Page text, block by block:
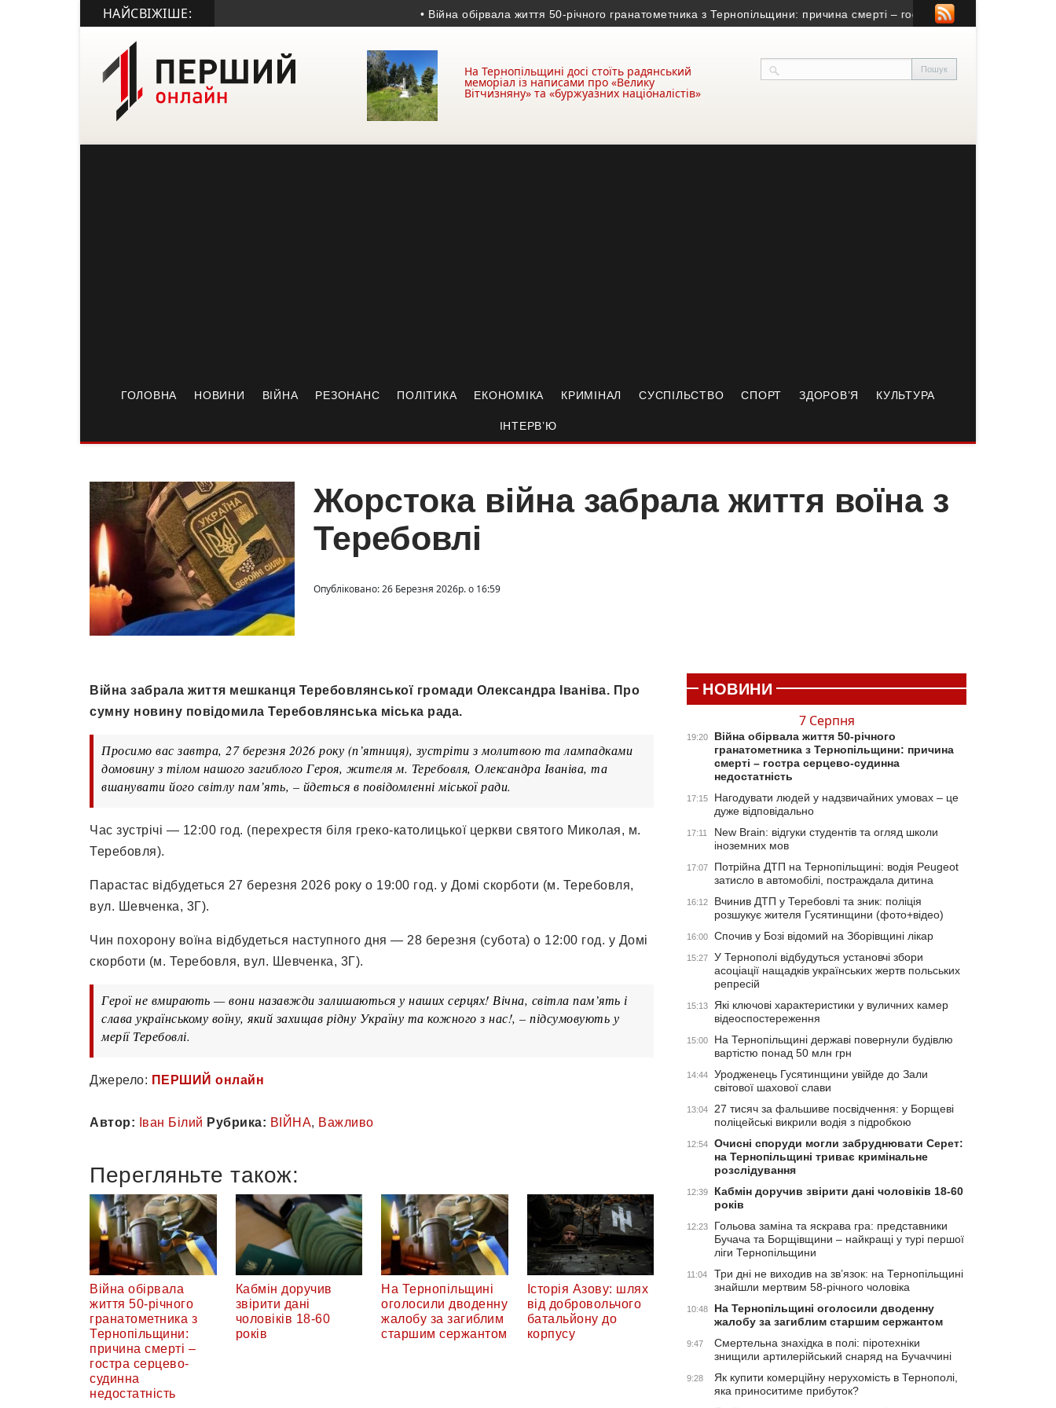
НАЙСВІЖІШЕ: • Війна обірвала життя 50-річного гранатометника з Тернопільщини: причина смерті – гостра серцево-судинна
На Тернопільщині досі стоїть радянський
меморіал із написами про «Велику
Вітчизняну» та «буржуазних націоналістів»
ГОЛОВНА НОВИНИ ВІЙНА РЕЗОНАНС ПОЛІТИКА ЕКОНОМІКА КРИМІНАЛ СУСПІЛЬСТВО СПОРТ ЗДОРОВ’Я КУЛЬТУРА
ІНТЕРВ’Ю
Жорстока війна забрала життя воїна з
Теребовлі
Опубліковано: 26 Березня 2026р. о 16:59
Війна забрала життя мешканця Теребовлянської громади Олександра Іваніва. Про
сумну новину повідомила Теребовлянська міська рада.
Просимо вас завтра, 27 березня 2026 року (п’ятниця), зустріти з молитвою та лампадками
домовину з тілом нашого загиблого Героя, жителя м. Теребовля, Олександра Іваніва, та
вшанувати його світлу пам’ять, – йдеться в повідомленні міської ради.
Час зустрічі — 12:00 год. (перехрестя біля греко-католицької церкви святого Миколая, м.
Теребовля).
Парастас відбудеться 27 березня 2026 року о 19:00 год. у Домі скорботи (м. Теребовля,
вул. Шевченка, 3Г).
Чин похорону воїна відбудеться наступного дня — 28 березня (субота) о 12:00 год. у Домі
скорботи (м. Теребовля, вул. Шевченка, 3Г).
Герої не вмирають — вони назавжди залишаються у наших серцях! Вічна, світла пам’ять і
слава українському воїну, який захищав рідну Україну та кожного з нас!, – підсумовують у
мерії Теребовлі.
Джерело: ПЕРШИЙ онлайн
Автор: Іван Білий Рубрика: ВІЙНА, Важливо
Перегляньте також:
Війна обірвала
життя 50-річного
гранатометника з
Тернопільщини:
причина смерті –
гостра серцево-
судинна
недостатність
Кабмін доручив
звірити дані
чоловіків 18-60
років
На Тернопільщині
оголосили дводенну
жалобу за загиблим
старшим сержантом
Історія Азову: шлях
від добровольчого
батальйону до
корпусу
НОВИНИ
7 Серпня
19:20
Війна обірвала життя 50-річного
гранатометника з Тернопільщини: причина
смерті – гостра серцево-судинна
недостатність
17:15
Нагодувати людей у надзвичайних умовах – це
дуже відповідально
17:11
New Brain: відгуки студентів та огляд школи
іноземних мов
17:07
Потрійна ДТП на Тернопільщині: водія Peugeot
затисло в автомобілі, постраждала дитина
16:12
Вчинив ДТП у Теребовлі та зник: поліція
розшукує жителя Гусятинщини (фото+відео)
16:00 Спочив у Бозі відомий на Зборівщині лікар
15:27
У Тернополі відбудуться установчі збори
асоціації нащадків українських жертв польських
репресій
15:13
Які ключові характеристики у вуличних камер
відеоспостереження
15:00
На Тернопільщині державі повернули будівлю
вартістю понад 50 млн грн
14:44
Уродженець Гусятинщини увійде до Зали
світової шахової слави
13:04
27 тисяч за фальшиве посвідчення: у Борщеві
поліцейські викрили водія з підробкою
12:54
Очисні споруди могли забруднювати Серет:
на Тернопільщині триває кримінальне
розслідування
12:39
Кабмін доручив звірити дані чоловіків 18-60
років
12:23
Гольова заміна та яскрава гра: представники
Бучача та Борщівщини – найкращі у турі першої
ліги Тернопільщини
11:04
Три дні не виходив на зв’язок: на Тернопільщині
знайшли мертвим 58-річного чоловіка
10:48
На Тернопільщині оголосили дводенну
жалобу за загиблим старшим сержантом
9:47
Смертельна знахідка в полі: піротехніки
знищили артилерійський снаряд на Бучаччині
9:28
Як купити комерційну нерухомість в Тернополі,
яка приноситиме прибуток?